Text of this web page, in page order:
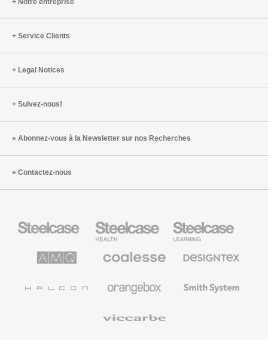
Notre entreprise
Service Clients
Legal Notices
Suivez-nous!
Abonnez-vous à la Newsletter sur nos Recherches
Contactez-nous
Health
Mobilier
pour
secteur
Solutions
Mobilier
Premium
Textiles
Muraux
System